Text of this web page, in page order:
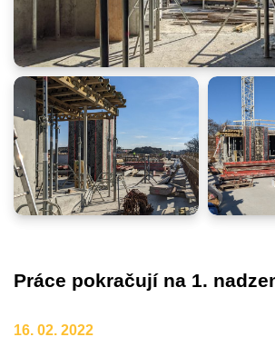
Práce pokračují na 1.
16. 02. 2022